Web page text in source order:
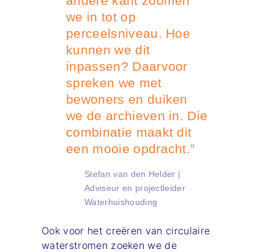
we in tot op
perceelsniveau. Hoe
kunnen we dit
inpassen? Daarvoor
spreken we met
bewoners en duiken
we de archieven in. Die
combinatie maakt dit
een mooie opdracht.”
Stefan van den Helder |
Adviseur en projectleider
Waterhuishouding
Ook voor het creëren van circulaire
waterstromen zoeken we de